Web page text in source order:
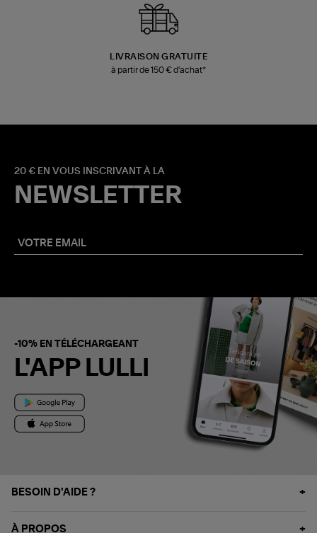
LIVRAISON GRATUITE
à partir de 150 € d'achat*
20 € EN VOUS INSCRIVANT À LA
NEWSLETTER
-10% EN TÉLÉCHARGEANT
L'APP LULLI
BESOIN D'AIDE ?
À PROPOS